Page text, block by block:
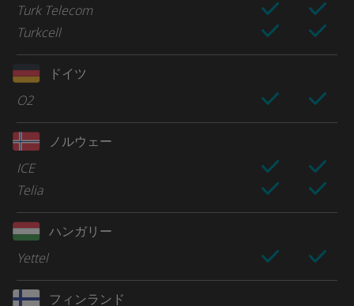
Turk Telecom
Turkcell
ドイツ
O2
ノルウェー
ICE
Telia
ハンガリー
Yettel
フィンランド